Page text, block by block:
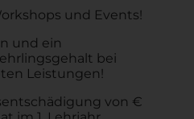
und Events!
und ein
bei
Leistungen!
von €